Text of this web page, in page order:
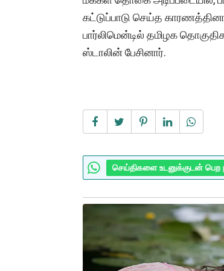
கட்டுப்பாடு செய்த
பார்லிமென்டில் தமிழக
ஸ்டாலின் பேசினார்.
செய்திகளை உடனுக்குடன்